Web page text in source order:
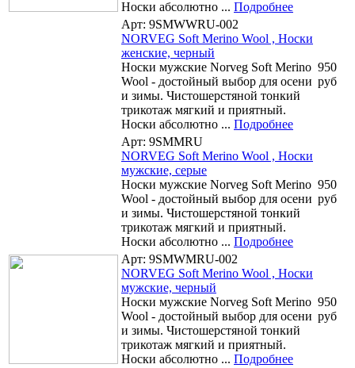
Носки абсолютно ... Подробнее
Арт: 9SMWWRU-002
NORVEG Soft Merino Wool , Носки
женские, черный
Носки мужские Norveg Soft Merino
Wool - достойный выбор для осени
и зимы. Чистошерстяной тонкий
трикотаж мягкий и приятный.
Носки абсолютно ... Подробнее
950
руб
Арт: 9SMMRU
NORVEG Soft Merino Wool , Носки
мужские, серые
Носки мужские Norveg Soft Merino
Wool - достойный выбор для осени
и зимы. Чистошерстяной тонкий
трикотаж мягкий и приятный.
Носки абсолютно ... Подробнее
950
руб
Арт: 9SMWMRU-002
NORVEG Soft Merino Wool , Носки
мужские, черный
Носки мужские Norveg Soft Merino
Wool - достойный выбор для осени
и зимы. Чистошерстяной тонкий
трикотаж мягкий и приятный.
Носки абсолютно ... Подробнее
950
руб